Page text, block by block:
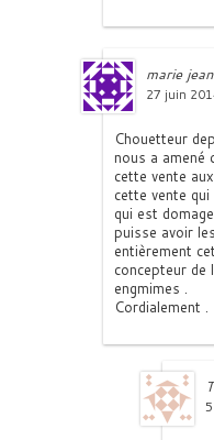
marie
27 juin
Chouetteur
nous a amené
cette vente
cette vente qui
qui est
puisse avoir
entièrement
concepteur de
engmimes .
Cordialement .